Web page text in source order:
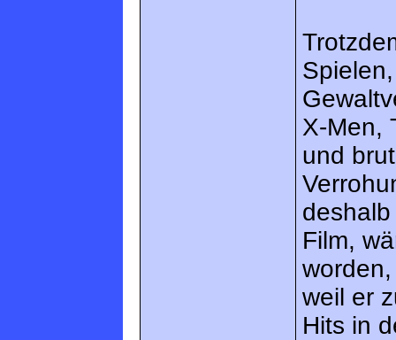
X-Men,
und
Film,
weil er
Hits in